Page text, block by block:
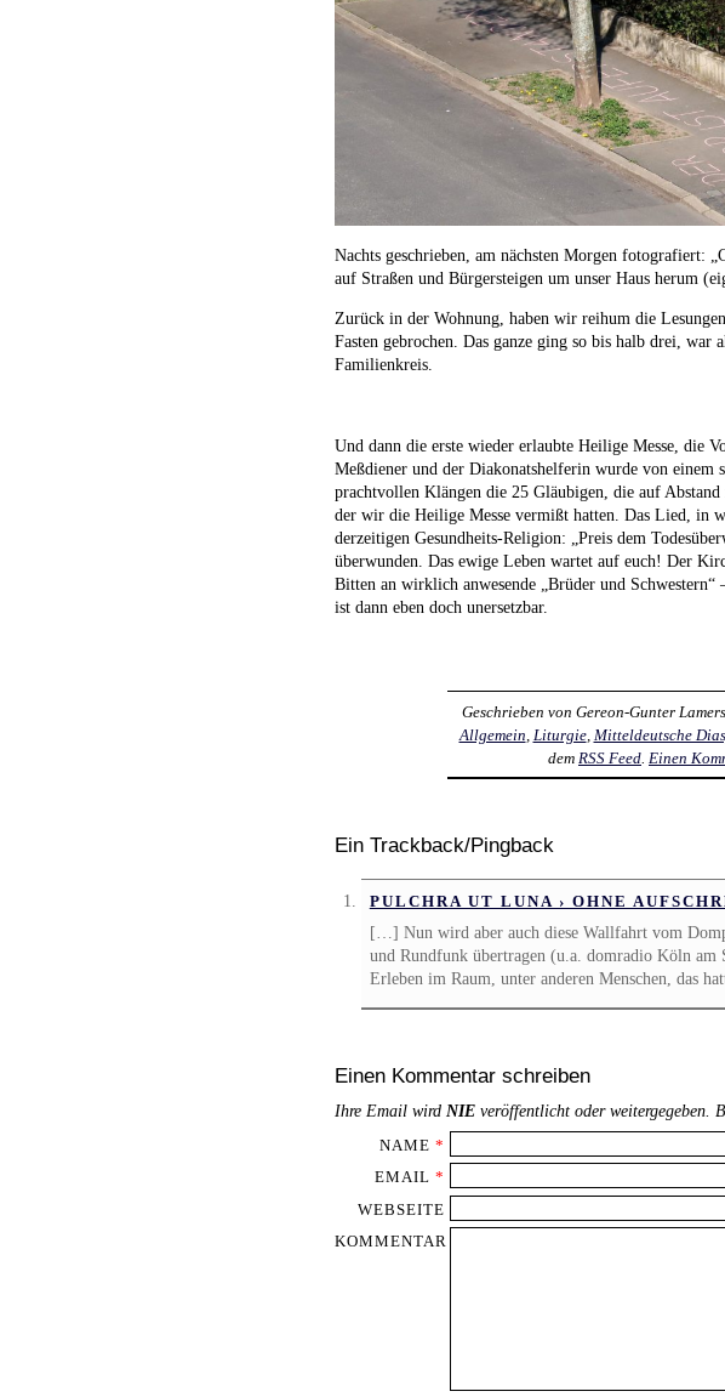
Nachts geschrieben, am nächsten Morgen fotografiert:
auf Straßen und Bürgersteigen um unser Haus herum
Zurück in der Wohnung, haben wir reihum die
Fasten gebrochen. Das ganze ging so bis halb drei,
Familienkreis.
Und dann die erste wieder erlaubte Heilige Messe, die
Meßdiener und der Diakonatshelferin wurde von einem
prachtvollen Klängen die 25 Gläubigen, die auf
der wir die Heilige Messe vermißt hatten. Das Lied, in
derzeitigen Gesundheits-Religion: „Preis dem
überwunden. Das ewige Leben wartet auf euch! Der
Bitten an wirklich anwesende „Brüder und
ist dann eben doch unersetzbar.
Geschrieben von Gereon-Gunter Lamers
Allgemein Liturgie, Mitteldeutsche
dem RSS Feed Einen
Ein Trackback/Pingback
PULCHRA UT LUNA › OHNE
[…] Nun wird aber auch diese Wallfahrt vom
und Rundfunk übertragen (u.a. domradio Köln am
Erleben im Raum, unter anderen Menschen, das
Einen Kommentar schreiben
Ihre Email wird NIE veröffentlicht oder weitergegeben.
NAME *
EMAIL *
WEBSEITE
KOMMENTAR